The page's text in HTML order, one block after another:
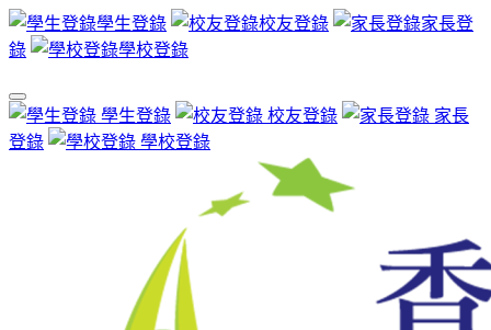
學生登錄 校友登錄
家長登
錄
學校登錄
學生登錄 校友登錄
家長
登錄
學校登錄